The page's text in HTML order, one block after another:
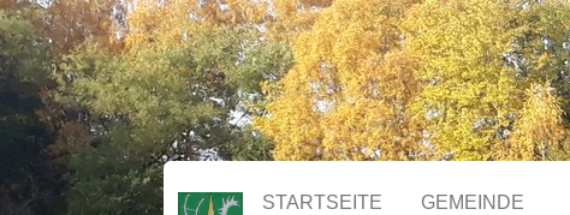
STARTSEITE GEMEINDE